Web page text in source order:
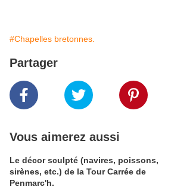
#Chapelles bretonnes.
Partager
Vous aimerez aussi
Le décor sculpté (navires, poissons,
sirènes, etc.) de la Tour Carrée de
Penmarc'h.